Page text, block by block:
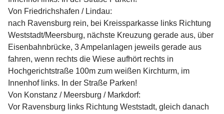
Von Friedrichshafen / Lindau:
nach Ravensburg rein, bei Kreissparkasse links Richtung
Weststadt/Meersburg, nächste Kreuzung gerade aus, über
Eisenbahnbrücke, 3 Ampelanlagen jeweils gerade aus
fahren, wenn rechts die Wiese aufhört rechts in
Hochgerichtstraße 100m zum weißen Kirchturm, im
Innenhof links. In der Straße Parken!
Von Konstanz / Meersburg / Markdorf:
Vor Ravensburg links Richtung Weststadt, gleich danach